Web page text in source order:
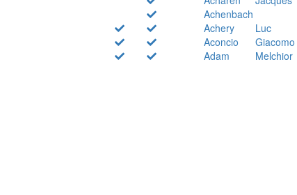
Achenbach
Achery
Luc
Aconcio
Giacomo
Adam
Melchior